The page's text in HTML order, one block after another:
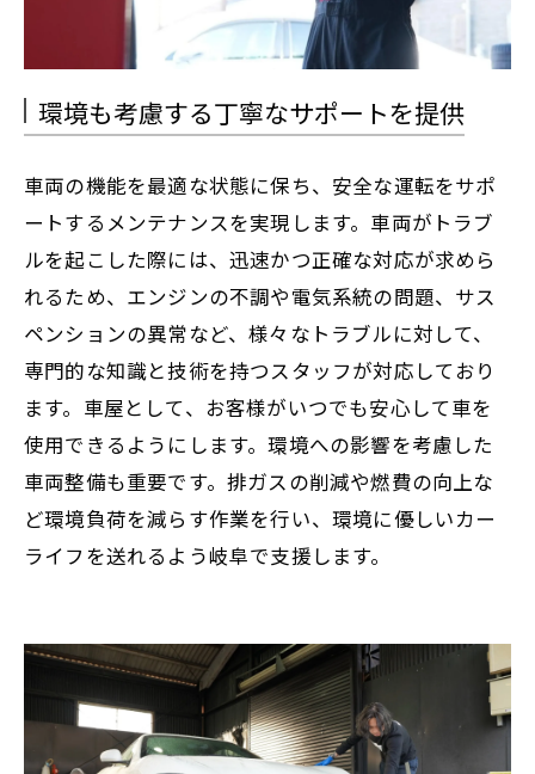
環境も考慮する丁寧なサポートを提供
車両の機能を最適な状態に保ち、安全な運転をサポ
ートするメンテナンスを実現します。車両がトラブ
ルを起こした際には、迅速かつ正確な対応が求めら
れるため、エンジンの不調や電気系統の問題、サス
ペンションの異常など、様々なトラブルに対して、
専門的な知識と技術を持つスタッフが対応しており
ます。車屋として、お客様がいつでも安心して車を
使用できるようにします。環境への影響を考慮した
車両整備も重要です。排ガスの削減や燃費の向上な
ど環境負荷を減らす作業を行い、環境に優しいカー
ライフを送れるよう岐阜で支援します。